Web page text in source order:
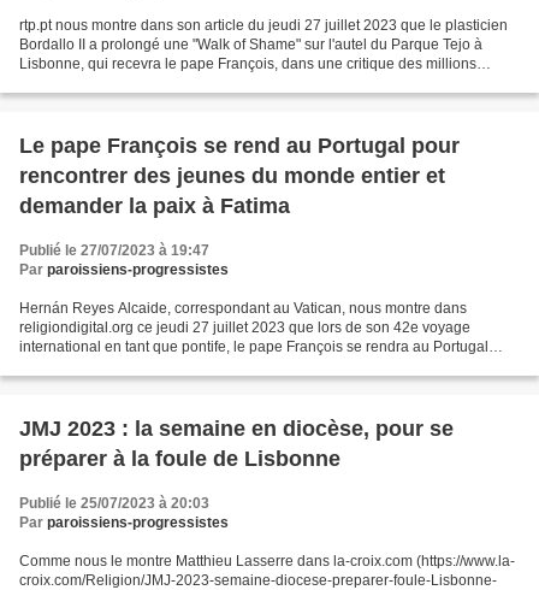
rtp.pt nous montre dans son article du jeudi 27 juillet 2023 que le plasticien
Bordallo II a prolongé une "Walk of Shame" sur l'autel du Parque Tejo à
Lisbonne, qui recevra le pape François, dans une critique des millions
Le pape François se rend au Portugal pour
rencontrer des jeunes du monde entier et
demander la paix à Fatima
Publié le 27/07/2023 à 19:47
Par paroissiens-progressistes
Hernán Reyes Alcaide, correspondant au Vatican, nous montre dans
religiondigital.org ce jeudi 27 juillet 2023 que lors de son 42e voyage
international en tant que pontife, le pape François se rendra au Portugal
JMJ 2023 : la semaine en diocèse, pour se
préparer à la foule de Lisbonne
Publié le 25/07/2023 à 20:03
Par paroissiens-progressistes
Comme nous le montre Matthieu Lasserre dans la-croix.com (https://www.la-
croix.com/Religion/JMJ-2023-semaine-diocese-preparer-foule-Lisbonne-